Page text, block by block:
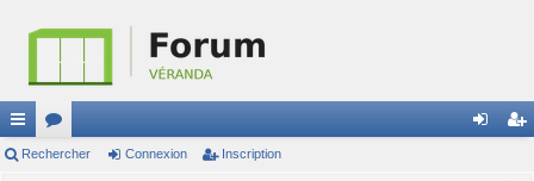
ac or
Rechercher Connexion Inscription